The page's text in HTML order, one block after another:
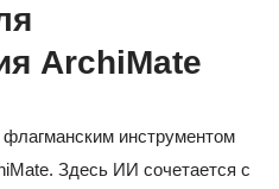
ArchiMate
инструментом
Здесь ИИ сочетается с